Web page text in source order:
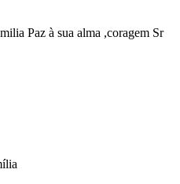
Paz à sua alma ,coragem Sr